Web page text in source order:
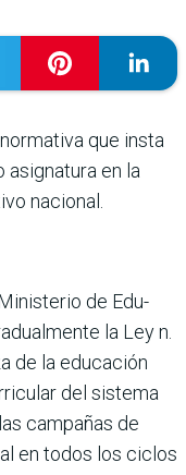
que insta
en la
nacional.
de Edu­
la Ley n.
de la educación
del sistema
campañas de
en todos los ciclos